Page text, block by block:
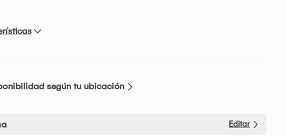
según tu ubicación
Editar